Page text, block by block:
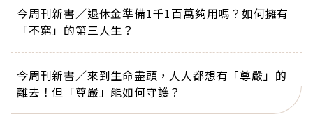
今周刊新書／退休金準備1千1百萬夠用嗎？如何擁有
「不窮」的第三人生？
今周刊新書／來到生命盡頭，人人都想有「尊嚴」的
離去！但「尊嚴」能如何守護？